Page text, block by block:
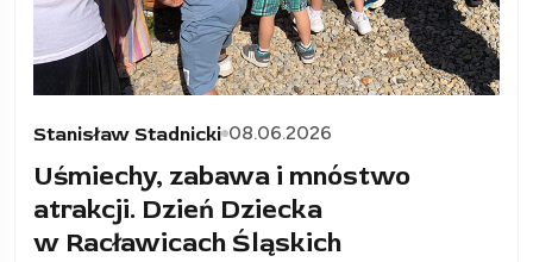
Stanisław Stadnicki 08.06.2026
Uśmiechy, zabawa i mnóstwo
atrakcji. Dzień Dziecka
w Racławicach Śląskich